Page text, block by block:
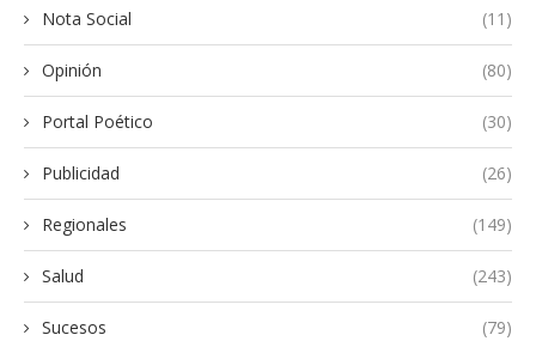
Nota Social (11)
Opinión (80)
Portal Poético (30)
Publicidad (26)
Regionales (149)
Salud (243)
Sucesos (79)